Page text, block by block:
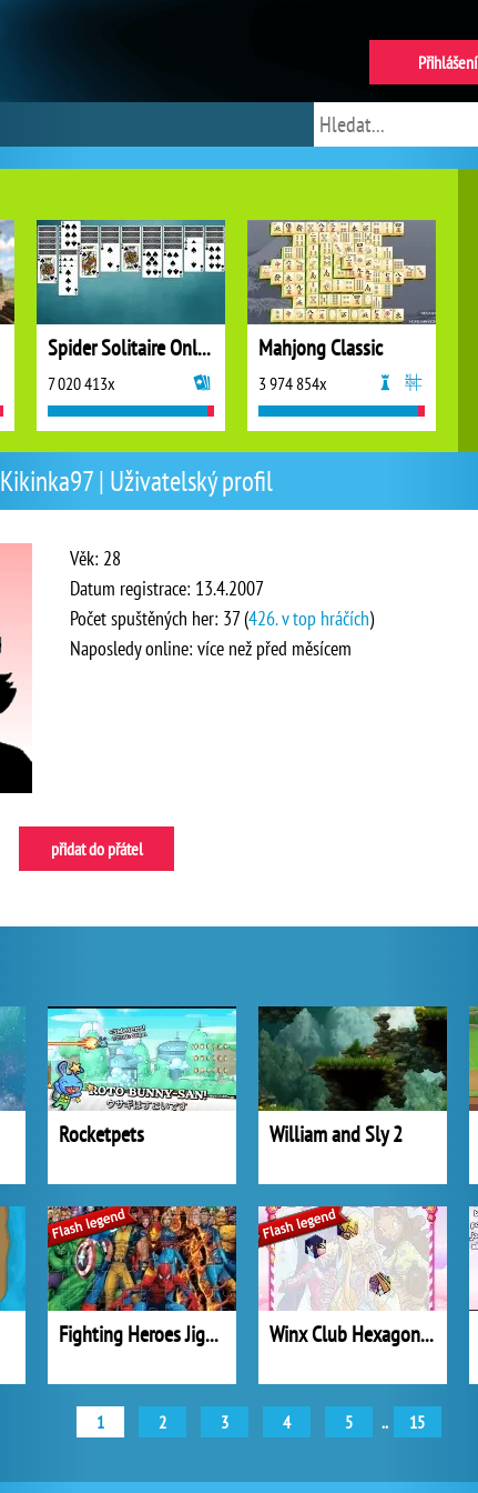
Kikinka97 | Uživatelský profil
Věk: 28
Datum registrace: 13.4.2007
Počet spuštěných her: 37 (426. v top hráčích)
Naposledy online: více než před měsícem
přidat do přátel
Rocketpets William and Sly 2
Fighting Heroes Jigsaw Winx Club Hexagon Puzzle
1 2 3 4 5 .. 15
Spider Solitaire Online
7 020 413x
Mahjong Classic
3 974 854x
Přihlášení